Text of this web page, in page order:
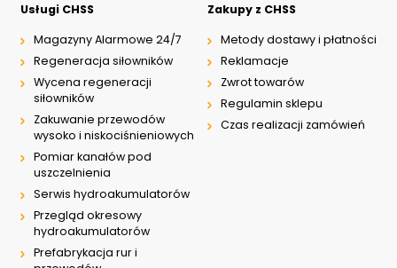
Usługi CHSS
Magazyny Alarmowe 24/7
Regeneracja siłowników
Wycena regeneracji
siłowników
Zakuwanie przewodów
wysoko i niskociśnieniowych
Pomiar kanałów pod
uszczelnienia
Serwis hydroakumulatorów
Przegląd okresowy
hydroakumulatorów
Prefabrykacja rur i
Zakupy z CHSS
Metody dostawy i płatności
Reklamacje
Zwrot towarów
Regulamin sklepu
Czas realizacji zamówień